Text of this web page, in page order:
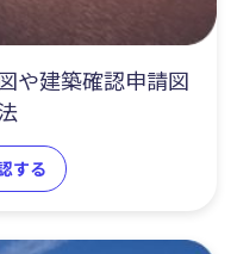
や建築確認申請図
する